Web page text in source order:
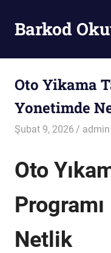
contentBarkod
Oto Yikama
Yonetimde
Şubat 9, 2026 admin
Oto
Netlik